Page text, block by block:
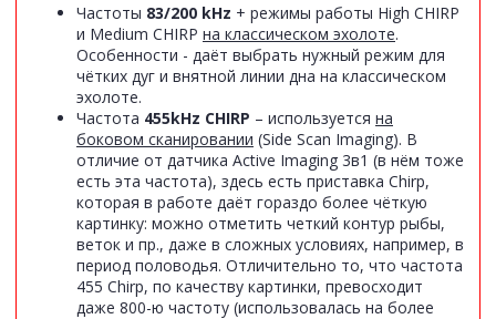
Частоты 83/200 kHz + режимы работы High CHIRP
и Medium CHIRP на классическом эхолоте.
Особенности - даёт выбрать нужный режим для
чётких дуг и внятной линии дна на классическом
эхолоте.
Частота 455kHz CHIRP – используется на
боковом сканировании (Side Scan Imaging). В
отличие от датчика Active Imaging 3в1 (в нём тоже
есть эта частота), здесь есть приставка Chirp,
которая в работе даёт гораздо более чёткую
картинку: можно отметить четкий контур рыбы,
веток и пр., даже в сложных условиях, например, в
период половодья. Отличительно то, что частота
455 Chirp, по качеству картинки, превосходит
даже 800-ю частоту (использовалась на более